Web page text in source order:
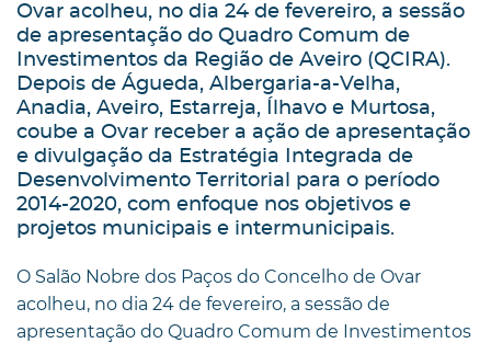
Ovar acolheu, no dia 24 de fevereiro, a sessão
de apresentação do Quadro Comum de
Investimentos da Região de Aveiro (QCIRA).
Depois de Águeda, Albergaria-a-Velha,
Anadia, Aveiro, Estarreja, Ílhavo e Murtosa,
coube a Ovar receber a ação de apresentação
e divulgação da Estratégia Integrada de
Desenvolvimento Territorial para o período
2014-2020, com enfoque nos objetivos e
projetos municipais e intermunicipais.
O Salão Nobre dos Paços do Concelho de Ovar
acolheu, no dia 24 de fevereiro, a sessão de
apresentação do Quadro Comum de Investimentos